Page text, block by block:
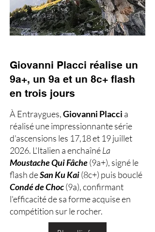
Giovanni Placci réalise un
9a+, un 9a et un 8c+ flash
en trois jours
À Entraygues,Giovanni Placci a
réalisé une impressionnante série
d'ascensions les 17,18 et 19 juillet
2026. L'Italien a enchaînéLa
Moustache Qui Fâche(9a+), signé le
flash deSan Ku Kai(8c+) puis bouclé
Condé de Choc(9a), confirmant
l'efficacité de sa forme acquise en
compétition sur le rocher.